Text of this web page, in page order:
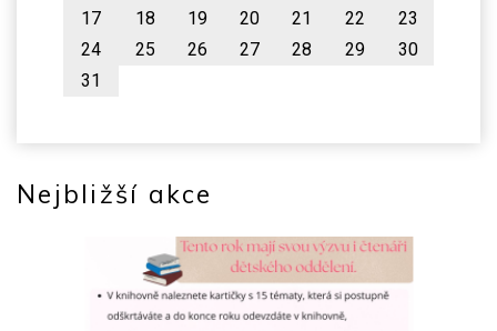
17
18 19 20 21 22
23
24
25 26 27 28 29
30
31
Nejbližší akce